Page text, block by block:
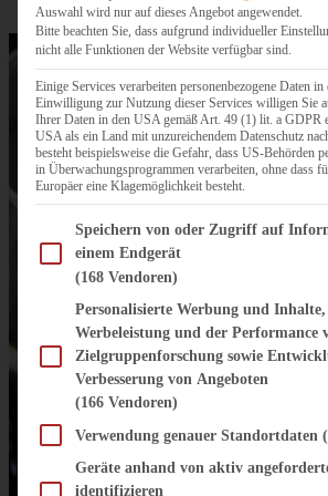
Auswahl wird nur auf dieses Angebot angewendet.
Bitte beachten Sie, dass aufgrund individueller
nicht alle Funktionen der Website verfügbar sind.
Einige Services verarbeiten personenbezogene Daten
Einwilligung zur Nutzung dieser Services willigen Sie
Ihrer Daten in den USA gemäß Art. 49 (1) lit. a GDPR
USA als ein Land mit unzureichendem Datenschutz
besteht beispielsweise die Gefahr, dass US-Behörden
in Überwachungsprogrammen verarbeiten, ohne dass
Europäer eine Klagemöglichkeit besteht.
Im Folgenden finden Sie eine Liste der Zwecke des
Speichern von oder Zugriff auf
einem Endgerät
(168 Vendoren)
Personalisierte Werbung und Inhalte,
Werbeleistung und der Performance
Zielgruppenforschung sowie
Verbesserung von Angeboten
(166 Vendoren)
Verwendung genauer Standortdaten
Geräte anhand von aktiv
identifizieren